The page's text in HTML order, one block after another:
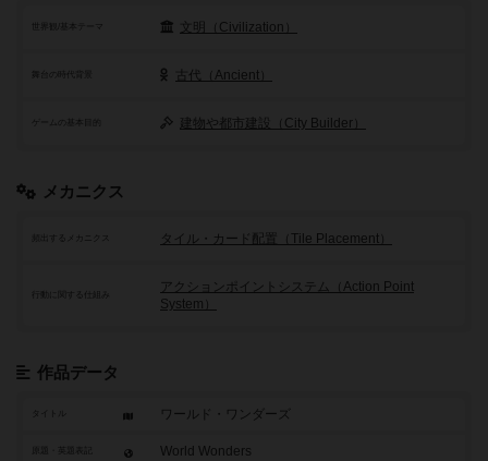
世界観/基本テーマ 文明（Civilization）
舞台の時代背景 古代（Ancient）
ゲームの基本目的 建物や都市建設（City Builder）
メカニクス
頻出するメカニクス タイル・カード配置（Tile Placement）
行動に関する仕組み
アクションポイントシステム（Action Point
System）
作品データ
タイトル ワールド・ワンダーズ
World Wonders